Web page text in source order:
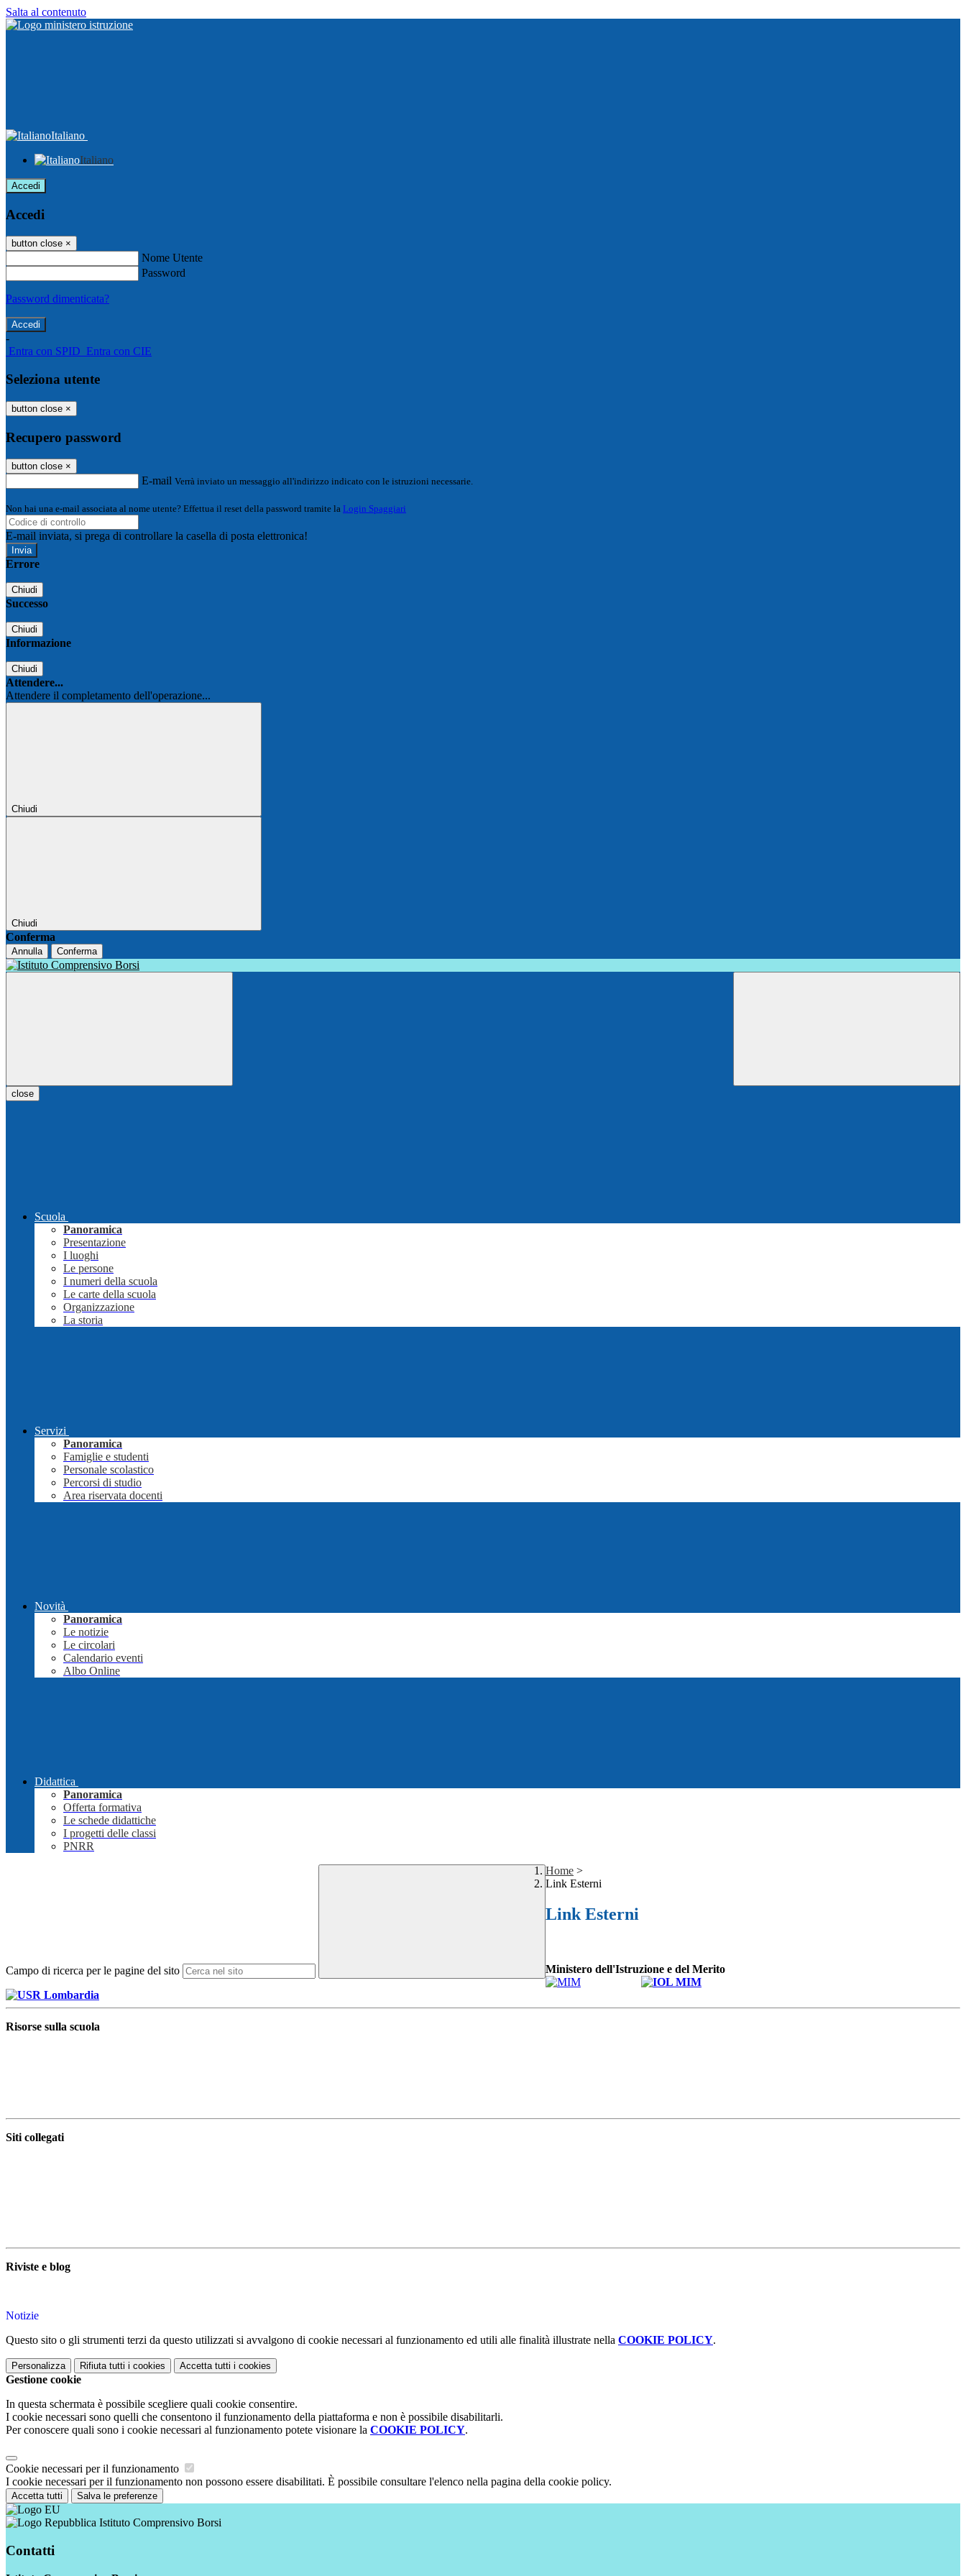
Salta al contenuto
Italiano
Italiano
Accedi
Accedi
button close ×
Nome Utente
Password
Password dimenticata?
-
Entra con SPID Entra con CIE
Seleziona utente
button close ×
Recupero password
button close ×
E-mail Verrà inviato un messaggio all'indirizzo indicato con le istruzioni necessarie.
Non hai una e-mail associata al nome utente? Effettua il reset della password tramite la Login Spaggiari
E-mail inviata, si prega di controllare la casella di posta elettronica!
Errore
Chiudi
Successo
Chiudi
Informazione
Chiudi
Attendere...
Attendere il completamento dell'operazione...
Chiudi
Chiudi
Conferma
Annulla Conferma
close
Scuola
Panoramica
Presentazione
I luoghi
Le persone
I numeri della scuola
Le carte della scuola
Organizzazione
La storia
Servizi
Panoramica
Famiglie e studenti
Personale scolastico
Percorsi di studio
Area riservata docenti
Novità
Panoramica
Le notizie
Le circolari
Calendario eventi
Albo Online
Didattica
Panoramica
Offerta formativa
Le schede didattiche
I progetti delle classi
PNRR
Campo di ricerca per le pagine del sito
Home >
Link Esterni
Link Esterni
Ministero dell'Istruzione e del Merito
Risorse sulla scuola
Siti collegati
Riviste e blog
Notizie
Questo sito o gli strumenti terzi da questo utilizzati si avvalgono di cookie necessari al funzionamento ed utili alle finalità illustrate nella COOKIE POLICY.
Personalizza Rifiuta tutti i cookies Accetta tutti i cookies
Gestione cookie
In questa schermata è possibile scegliere quali cookie consentire.
I cookie necessari sono quelli che consentono il funzionamento della piattaforma e non è possibile disabilitarli.
Per conoscere quali sono i cookie necessari al funzionamento potete visionare la COOKIE POLICY.
Cookie necessari per il funzionamento
I cookie necessari per il funzionamento non possono essere disabilitati. È possibile consultare l'elenco nella pagina della cookie policy.
Accetta tutti Salva le preferenze
Istituto Comprensivo Borsi
Contatti